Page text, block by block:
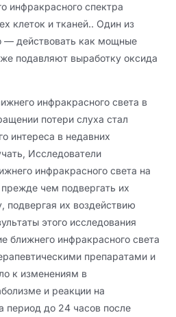
инфракрасного спектра
клеток и тканей.. Один из
— действовать как мощные
подавляют выработку оксида
инфракрасного света в
потери слуха стал
интереса в недавних
Исследователи
инфракрасного света на
чем подвергать их
подвергая их воздействию
этого исследования
ближнего инфракрасного света
препаратами и
к изменениям в
и реакции на
период до 24 часов после